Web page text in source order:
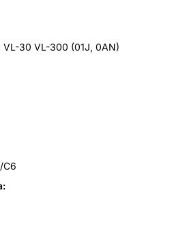
30 VL-300 (01J, 0AN)
C6